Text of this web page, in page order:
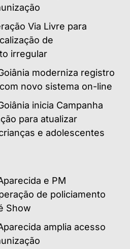
Via Livre para
de
irregular
moderniza registro
novo sistema on-line
inicia Campanha
para atualizar
e adolescentes
e PM
de policiamento
Show
amplia acesso